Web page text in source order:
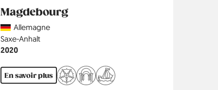
Magdebourg
CountryAllemagne
Région
Saxe-Anhalt
Année
2020
En savoir plus